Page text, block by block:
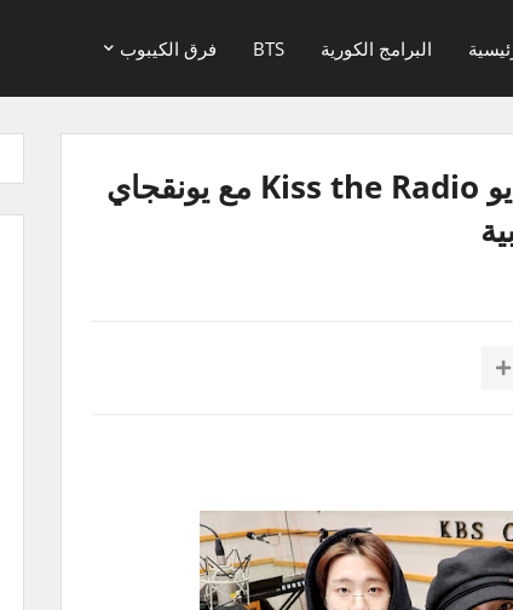
البرامج الكورية BTS فرق الكيبوب
الحلقة الخاصة من راديو Kiss the Radio مع يونقجاي